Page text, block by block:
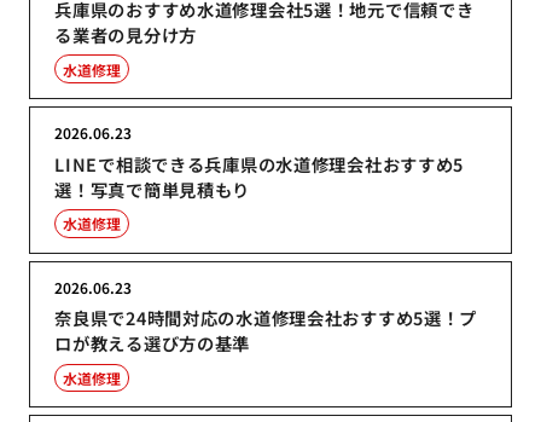
兵庫県のおすすめ水道修理会社5選！地元で信頼でき
る業者の見分け方
水道修理
LINEで相談できる兵庫県の水道修理会社おすすめ5
選！写真で簡単見積もり
2026.06.23
水道修理
奈良県で24時間対応の水道修理会社おすすめ5選！プ
ロが教える選び方の基準
2026.06.23
水道修理